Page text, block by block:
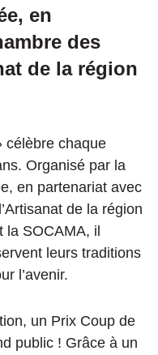
en
des
de la région
célèbre chaque
Organisé par la
en partenariat avec
de la région
la SOCAMA, il
leurs traditions
l’avenir.
un Prix Coup de
public ! Grâce à un